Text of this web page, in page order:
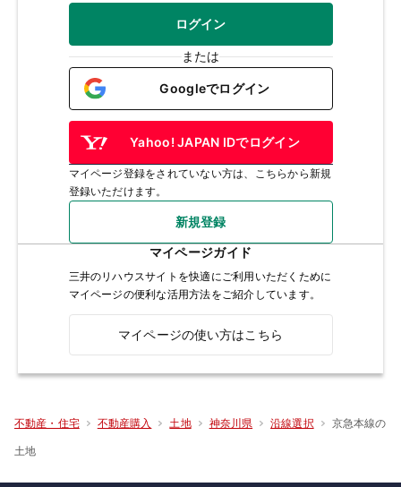
ログイン
または
Googleでログイン
Yahoo! JAPAN IDでログイン
マイページ登録をされていない方は、こちらから新規
登録いただけます。
新規登録
マイページガイド
三井のリハウスサイトを快適にご利用いただくために
マイページの便利な活用方法をご紹介しています。
マイページの使い方はこちら
不動産・住宅 不動産購入 土地 神奈川県 沿線選択 京急本線の
土地